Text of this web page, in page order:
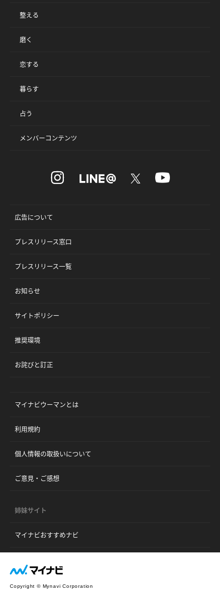
整える
磨く
恋する
暮らす
占う
メンバーコンテンツ
広告について
プレスリリース窓口
プレスリリース一覧
お知らせ
サイトポリシー
推奨環境
お詫びと訂正
マイナビウーマンとは
利用規約
個人情報の取扱いについて
ご意見・ご感想
姉妹サイト
マイナビおすすめナビ
Copyright © Mynavi Corporation